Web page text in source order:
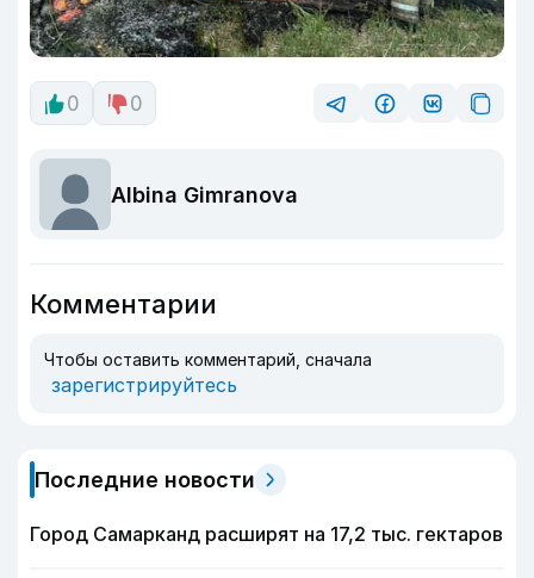
0 0
Albina Gimranova
Комментарии
Чтобы оставить комментарий, сначала
зарегистрируйтесь
Последние новости
Город Самарканд расширят на 17,2 тыс. гектаров